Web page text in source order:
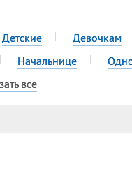
Детские Девочкам
Начальнице
все